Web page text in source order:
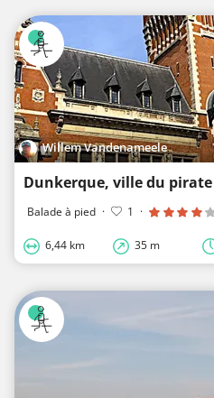
Willem Vandenameele
Balade à pied · 1 ·
6,44 km 35 m